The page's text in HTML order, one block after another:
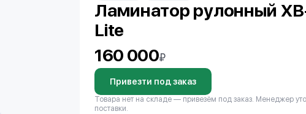
Ламинатор рулонный
Lite
160 000₽
Привезти под заказ
Товара нет на складе — привезём под заказ. Менеджер
поставки.